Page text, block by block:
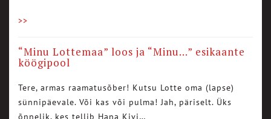
>>
“Minu Lottemaa” loos ja “Minu…” esikaante
köögipool
Tere, armas raamatusõber! Kutsu Lotte oma (lapse)
sünnipäevale. Või kas või pulma! Jah, päriselt. Üks
õnnelik, kes tellib Hana Kivi…